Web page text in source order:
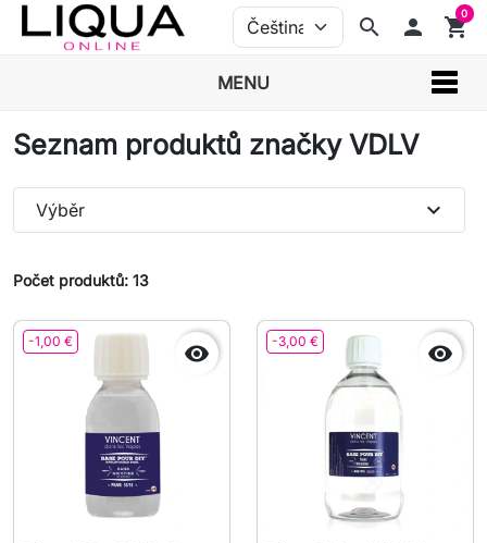
search person shopping_cart
0
MENU
Seznam produktů značky VDLV
Počet produktů: 13
Výběr expand_more
-1,00 €  -3,00 € 